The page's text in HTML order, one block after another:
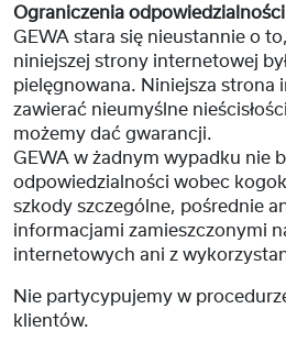
Ograniczenia odpowiedzialności
GEWA stara się nieustannie o
niniejszej strony internetowej
pielęgnowana. Niniejsza strona
zawierać nieumyślne
możemy dać gwarancji.
GEWA w żadnym wypadku nie
odpowiedzialności wobec
szkody szczególne, pośrednie
informacjami zamieszczonymi
internetowych ani z
Nie partycypujemy w
klientów.